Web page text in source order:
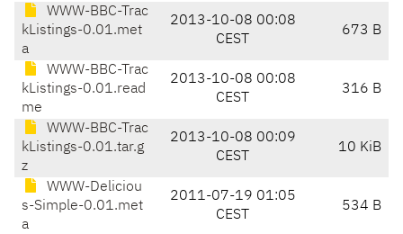
WWW-BBC-Trac
kListings-0.01.met
a
2013-10-08 00:08
CEST
673 B
WWW-BBC-Trac
kListings-0.01.read
me
2013-10-08 00:08
CEST
316 B
WWW-BBC-Trac
kListings-0.01.tar.g
z
2013-10-08 00:09
CEST
10 KiB
WWW-Deliciou
s-Simple-0.01.met
a
2011-07-19 01:05
CEST
534 B